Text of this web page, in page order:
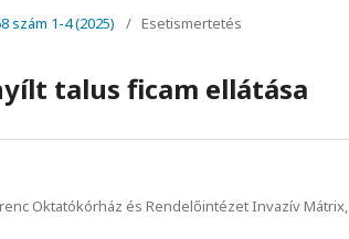
szám 1-4 (2025) / Esetismertetés
talus ficam ellátása
Oktatókórház és Rendelőintézet Invazív Mátrix,